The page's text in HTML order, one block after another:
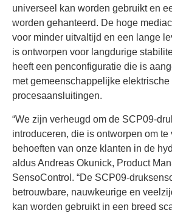
universeel kan worden gebruikt en
worden gehanteerd. De hoge
voor minder uitvaltijd en een lange
is ontworpen voor langdurige
heeft een penconfiguratie die is
met gemeenschappelijke elektrische
procesaansluitingen.
“We zijn verheugd om de SCP09-
introduceren, die is ontworpen om
behoeften van onze klanten in de
aldus Andreas Okunick, Product
SensoControl. “De SCP09-
betrouwbare, nauwkeurige en
kan worden gebruikt in een breed